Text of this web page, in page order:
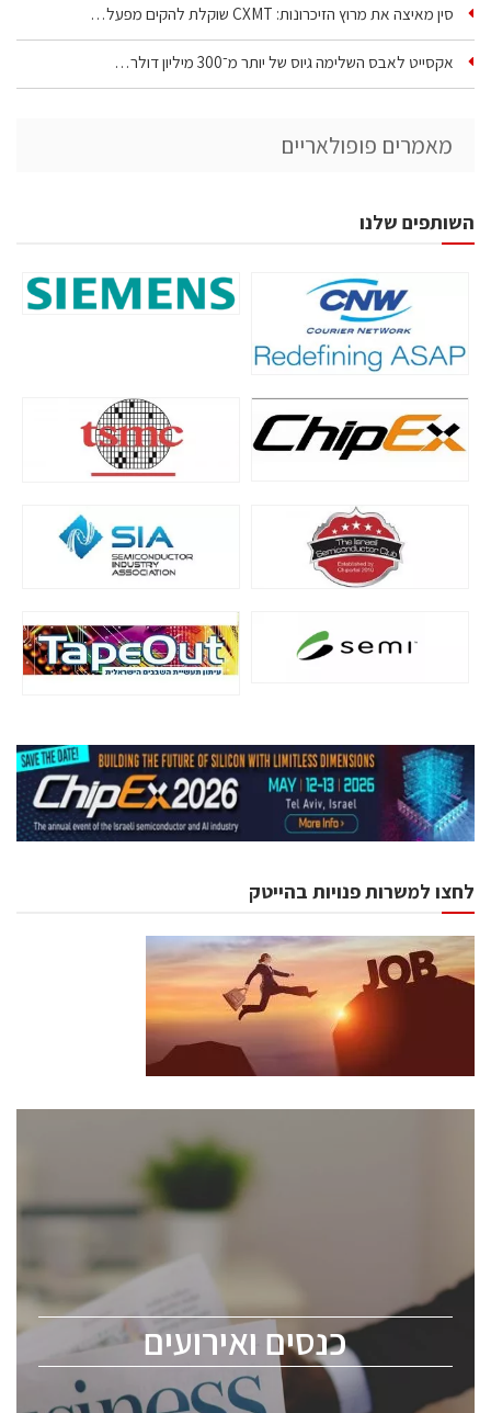
סין מאיצה את מרוץ הזיכרונות: CXMT שוקלת להקים מפעל…
אקסייט לאבס השלימה גיוס של יותר מ־300 מיליון דולר…
מאמרים פופולאריים
השותפים שלנו
לחצו למשרות פנויות בהייטק
כנסים ואירועים
כנסים ואירועים
לכל העוסקים בתעשיית הסמיקונדקטור כולל מהנדסים,
ChipEx2026 will be held on May 12-13, 2026. The
conference is intended for everyone involved in the